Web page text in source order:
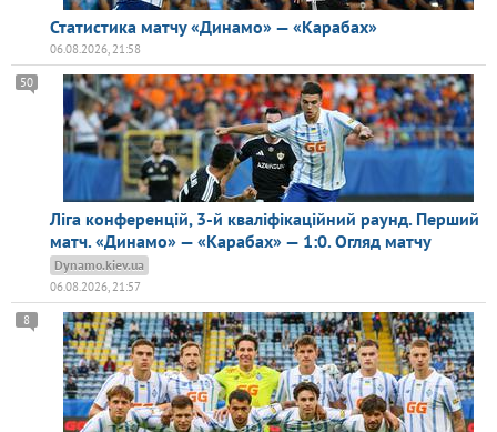
Статистика матчу «Динамо» — «Карабах»
06.08.2026, 21:58
Ліга конференцій, 3-й кваліфікаційний раунд. Перший
матч. «Динамо» — «Карабах» — 1:0. Огляд матчу
50
Dynamo.kiev.ua
06.08.2026, 21:57
8